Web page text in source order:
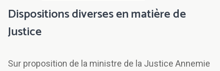
Dispositions diverses en matière de
Justice
Sur proposition de la ministre de la Justice Annemie